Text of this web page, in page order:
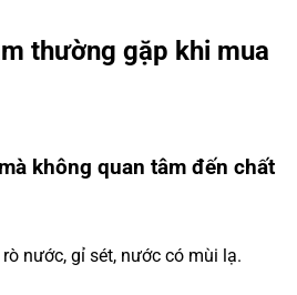
thường gặp khi mua
không quan tâm đến chất
nước, gỉ sét, nước có mùi lạ.